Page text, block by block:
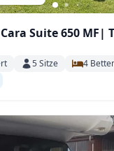
Suite 650 MF| Top
5Sitze 4